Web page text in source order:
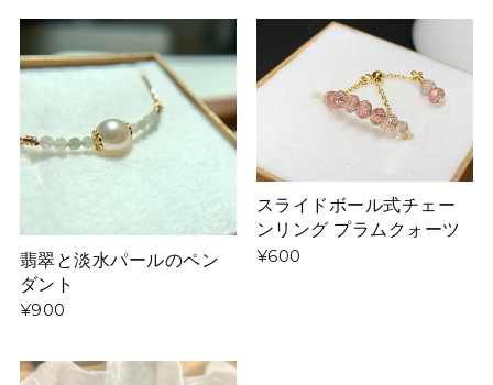
翡翠と淡水パールのペン
ダント
¥900
スライドボール式チェー
ンリング プラムクォーツ
¥600